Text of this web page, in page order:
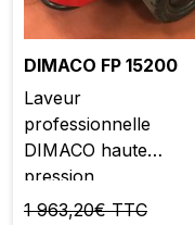
DIMACO FP 15200
Laveur
professionnelle
DIMACO haute
pression
1 963,20€ TTC